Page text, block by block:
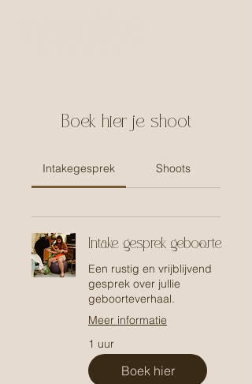
Boek hier je shoot
Intakegesprek Shoots
Intake gesprek geboorte
Een rustig en vrijblijvend
gesprek over jullie
geboorteverhaal.
Meer informatie
1 uur
Boek hier